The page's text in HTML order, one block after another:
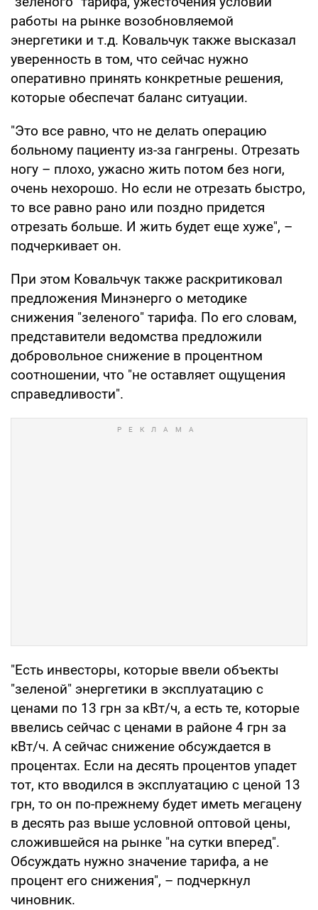
работы на рынке возобновляемой
энергетики и т.д. Ковальчук также высказал
уверенность в том, что сейчас нужно
оперативно принять конкретные решения,
которые обеспечат баланс ситуации.
"Это все равно, что не делать операцию
больному пациенту из-за гангрены. Отрезать
ногу – плохо, ужасно жить потом без ноги,
очень нехорошо. Но если не отрезать быстро,
то все равно рано или поздно придется
отрезать больше. И жить будет еще хуже", –
подчеркивает он.
При этом Ковальчук также раскритиковал
предложения Минэнерго о методике
снижения "зеленого" тарифа. По его словам,
представители ведомства предложили
добровольное снижение в процентном
соотношении, что "не оставляет ощущения
справедливости".
"Есть инвесторы, которые ввели объекты
"зеленой" энергетики в эксплуатацию с
ценами по 13 грн за кВт/ч, а есть те, которые
ввелись сейчас с ценами в районе 4 грн за
кВт/ч. А сейчас снижение обсуждается в
процентах. Если на десять процентов упадет
тот, кто вводился в эксплуатацию с ценой 13
грн, то он по-прежнему будет иметь мегацену
в десять раз выше условной оптовой цены,
сложившейся на рынке "на сутки вперед".
Обсуждать нужно значение тарифа, а не
процент его снижения", – подчеркнул
чиновник.